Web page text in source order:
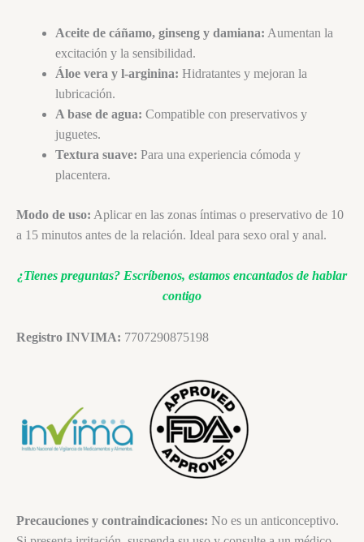
Aceite de cáñamo, ginseng y damiana: Aumentan la
excitación y la sensibilidad.
Áloe vera y l-arginina: Hidratantes y mejoran la
lubricación.
A base de agua: Compatible con preservativos y
juguetes.
Textura suave: Para una experiencia cómoda y
placentera.
Modo de uso: Aplicar en las zonas íntimas o preservativo de 10
a 15 minutos antes de la relación. Ideal para sexo oral y anal.
¿Tienes preguntas? Escríbenos, estamos encantados de hablar
contigo
Registro INVIMA: 7707290875198
Precauciones y contraindicaciones: No es un anticonceptivo.